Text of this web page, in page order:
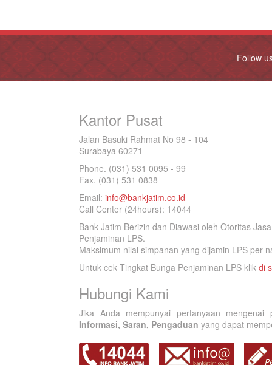
Follow
Kantor Pusat
Jalan Basuki Rahmat No 98 - 104
Surabaya 60271
Phone. (031) 531 0095 - 99
Fax. (031) 531 0838
Email: info@bankjatim.co.id
Call Center (24hours): 14044
Bank Jatim Berizin dan Diawasi oleh Otoritas
Penjaminan LPS.
Maksimum nilai simpanan yang dijamin LPS per
Untuk cek Tingkat Bunga Penjaminan LPS klik di
Hubungi Kami
Jika Anda mempunyai pertanyaan
Informasi, Saran, Pengaduan yang dapat